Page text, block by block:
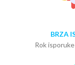
BRZA
Rok